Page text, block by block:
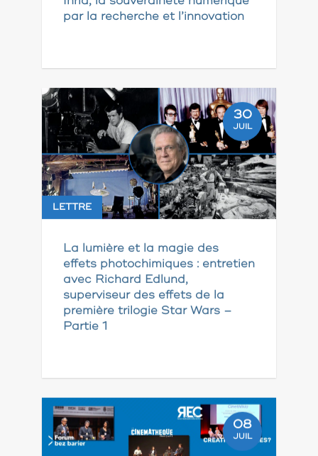
par la recherche et l’innovation
30
JUIL
LETTRE
La lumière et la magie des
effets photochimiques : entretien
avec Richard Edlund,
superviseur des effets de la
première trilogie Star Wars –
Partie 1
08
JUIL